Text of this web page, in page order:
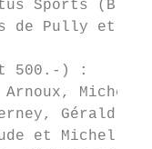
Sports (B.
de Pully et
500.-) :
Michel
Gérald
et Michel